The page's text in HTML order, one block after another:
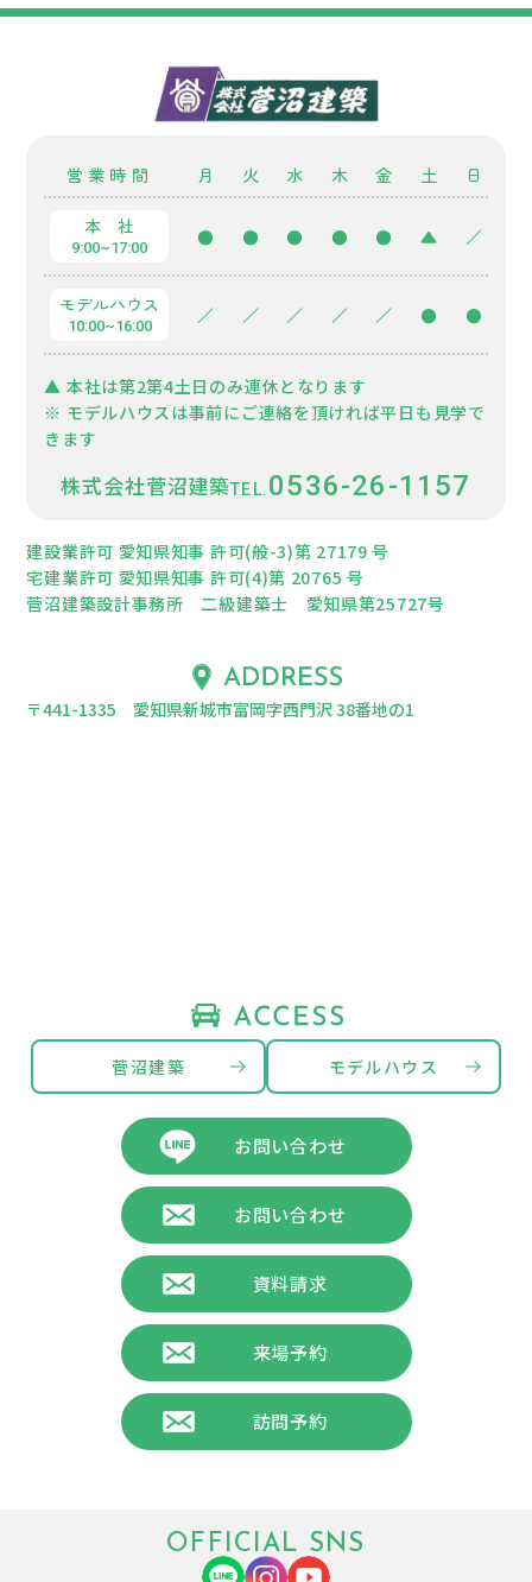
営業時間 月 火 水 木 金 土 日
本 社
9:00~17:00 ● ● ● ● ● ▲ ／
モデルハウス
10:00~16:00 ／ ／ ／ ／ ／ ● ●
▲ 本社は第2第4土日のみ連休となります
※ モデルハウスは事前にご連絡を頂ければ平日も見学で
きます
株式会社菅沼建築 0536-26-1157
建設業許可 愛知県知事 許可(般-3)第 27179 号
宅建業許可 愛知県知事 許可(4)第 20765 号
菅沼建築設計事務所 二級建築士 愛知県第25727号
〒441-1335 愛知県新城市富岡字西門沢 38番地の1
菅沼建築 モデルハウス
お問い合わせ
お問い合わせ
資料請求
来場予約
訪問予約
OFFICIAL SNS